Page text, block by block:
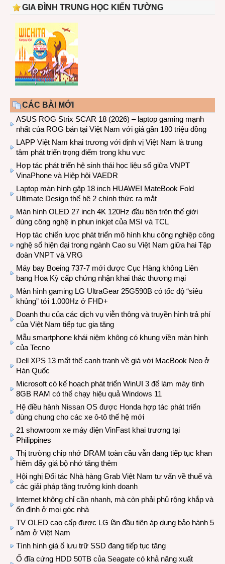
GIA ĐÌNH TRUNG HỌC KIẾN TƯỜNG
CÁC BÀI MỚI
ASUS ROG Strix SCAR 18 (2026) – laptop gaming mạnh
nhất của ROG bán tại Việt Nam với giá gần 180 triệu đồng
LAPP Việt Nam khai trương với định vị Việt Nam là trung
tâm phát triển trọng điểm trong khu vực
Hợp tác phát triển hệ sinh thái học liệu số giữa VNPT
VinaPhone và Hiệp hội VAEDR
Laptop màn hình gập 18 inch HUAWEI MateBook Fold
Ultimate Design thế hệ 2 chính thức ra mắt
Màn hình OLED 27 inch 4K 120Hz đầu tiên trên thế giới
dùng công nghệ in phun inkjet của MSI và TCL
Hợp tác chiến lược phát triển mô hình khu công nghiệp công
nghệ số hiện đại trong ngành Cao su Việt Nam giữa hai Tập
đoàn VNPT và VRG
Máy bay Boeing 737-7 mới được Cục Hàng không Liên
bang Hoa Kỳ cấp chứng nhận khai thác thương mại
Màn hình gaming LG UltraGear 25G590B có tốc độ “siêu
khủng” tới 1.000Hz ở FHD+
Doanh thu của các dịch vụ viễn thông và truyền hình trả phí
của Việt Nam tiếp tục gia tăng
Mẫu smartphone khái niệm không có khung viền màn hình
của Tecno
Dell XPS 13 mất thế cạnh tranh về giá với MacBook Neo ở
Hàn Quốc
Microsoft có kế hoạch phát triển WinUI 3 để làm máy tính
8GB RAM có thể chạy hiệu quả Windows 11
Hệ điều hành Nissan OS được Honda hợp tác phát triển
dùng chung cho các xe ô-tô thế hệ mới
21 showroom xe máy điện VinFast khai trương tại
Philippines
Thị trường chip nhớ DRAM toàn cầu vẫn đang tiếp tục khan
hiếm đẩy giá bộ nhớ tăng thêm
Hội nghị Đối tác Nhà hàng Grab Việt Nam tư vấn về thuế và
các giải pháp tăng trưởng kinh doanh
Internet không chỉ cần nhanh, mà còn phải phủ rộng khắp và
ổn định ở mọi góc nhà
TV OLED cao cấp được LG lần đầu tiên áp dụng bảo hành 5
năm ở Việt Nam
Tình hình giá ổ lưu trữ SSD đang tiếp tục tăng
Ổ đĩa cứng HDD 50TB của Seagate có khả năng xuất